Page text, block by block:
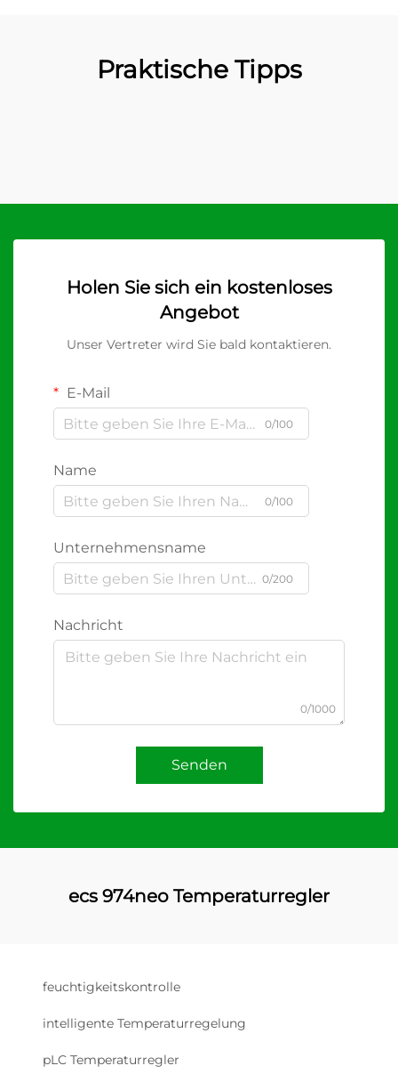
Praktische Tipps
Holen Sie sich ein kostenloses
Angebot
Unser Vertreter wird Sie bald kontaktieren.
E-Mail
0/100
Name
0/100
Unternehmensname
0/200
Nachricht
0/1000
Senden
ecs 974neo Temperaturregler
feuchtigkeitskontrolle
intelligente Temperaturregelung
pLC Temperaturregler